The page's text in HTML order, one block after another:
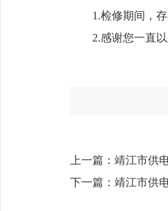
1.检修期间，
2.感谢您一直
上一篇： 靖江市供
下一篇： 靖江市供